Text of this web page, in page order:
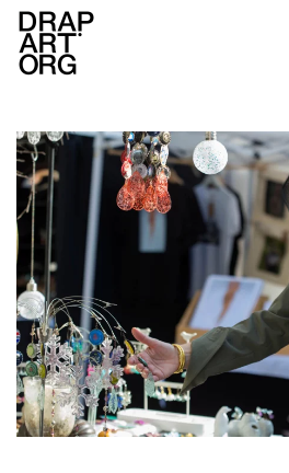
Skip to main content